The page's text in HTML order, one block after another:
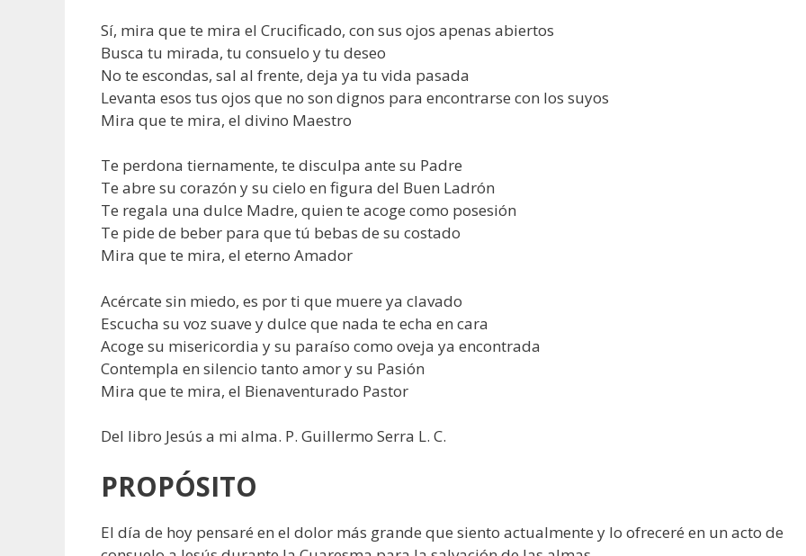
Sí, mira que te mira el Crucificado, con sus ojos apenas abiertos
Busca tu mirada, tu consuelo y tu deseo
No te escondas, sal al frente, deja ya tu vida pasada
Levanta esos tus ojos que no son dignos para encontrarse con los suyos
Mira que te mira, el divino Maestro
Te perdona tiernamente, te disculpa ante su Padre
Te abre su corazón y su cielo en figura del Buen Ladrón
Te regala una dulce Madre, quien te acoge como posesión
Te pide de beber para que tú bebas de su costado
Mira que te mira, el eterno Amador
Acércate sin miedo, es por ti que muere ya clavado
Escucha su voz suave y dulce que nada te echa en cara
Acoge su misericordia y su paraíso como oveja ya encontrada
Contempla en silencio tanto amor y su Pasión
Mira que te mira, el Bienaventurado Pastor
Del libro Jesús a mi alma. P. Guillermo Serra L. C.
PROPÓSITO
El día de hoy pensaré en el dolor más grande que siento actualmente y lo ofreceré en un acto de